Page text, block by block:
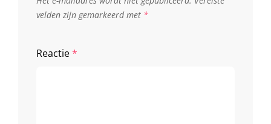
velden zijn gemarkeerd met *
Reactie*